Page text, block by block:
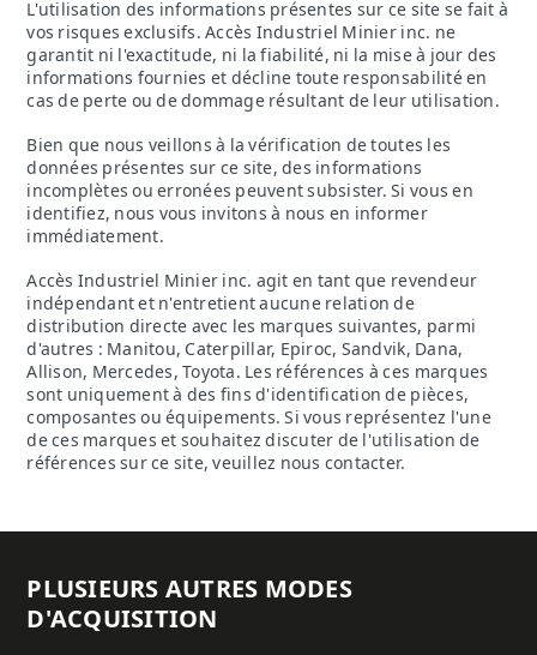
L'utilisation des informations présentes sur ce site se fait à
vos risques exclusifs. Accès Industriel Minier inc. ne
garantit ni l'exactitude, ni la fiabilité, ni la mise à jour des
informations fournies et décline toute responsabilité en
cas de perte ou de dommage résultant de leur utilisation.
Bien que nous veillons à la vérification de toutes les
données présentes sur ce site, des informations
incomplètes ou erronées peuvent subsister. Si vous en
identifiez, nous vous invitons à nous en informer
immédiatement.
Accès Industriel Minier inc. agit en tant que revendeur
indépendant et n'entretient aucune relation de
distribution directe avec les marques suivantes, parmi
d'autres : Manitou, Caterpillar, Epiroc, Sandvik, Dana,
Allison, Mercedes, Toyota. Les références à ces marques
sont uniquement à des fins d'identification de pièces,
composantes ou équipements. Si vous représentez l'une
de ces marques et souhaitez discuter de l'utilisation de
références sur ce site, veuillez nous contacter.
PLUSIEURS AUTRES MODES
D'ACQUISITION